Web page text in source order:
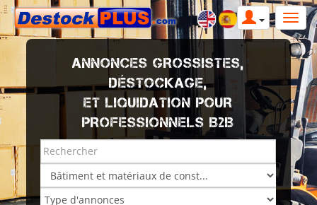
ANNONCES GROSSISTES,
DÉSTOCKAGE,
ET LIQUIDATION POUR
PROFESSIONNELS B2B